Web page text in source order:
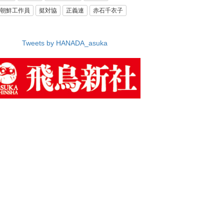
鮮工作員 挺対協 正義連 赤石千衣子
Tweets by HANADA_asuka